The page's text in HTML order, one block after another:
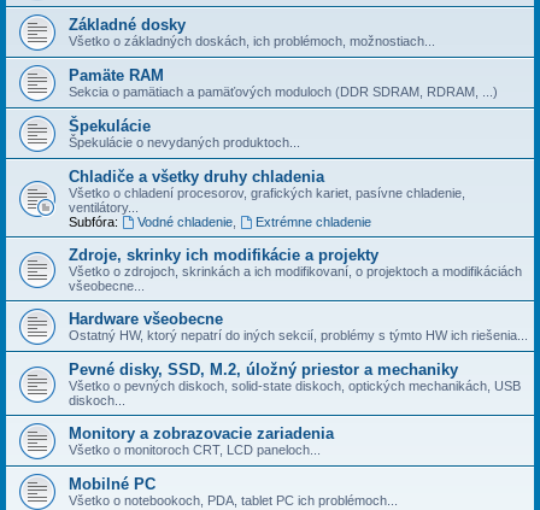
Základné dosky
Všetko o základných doskách, ich problémoch, možnostiach...
Pamäte RAM
Sekcia o pamätiach a pamäťových moduloch (DDR SDRAM, RDRAM, ...)
Špekulácie
Špekulácie o nevydaných produktoch...
Chladiče a všetky druhy chladenia
Všetko o chladení procesorov, grafických kariet, pasí­vne chladenie,
ventilátory...
Subfóra:
Vodné chladenie, Extrémne chladenie
Zdroje, skrinky ich modifikácie a projekty
Všetko o zdrojoch, skrinkách a ich modifikovaní, o projektoch a modifikáciách
všeobecne...
Hardware všeobecne
Ostatný HW, ktorý nepatrí do iných sekcií­, problémy s týmto HW ich riešenia...
Pevné disky, SSD, M.2, úložný priestor a mechaniky
Všetko o pevných diskoch, solid-state diskoch, optických mechanikách, USB
diskoch...
Monitory a zobrazovacie zariadenia
Všetko o monitoroch CRT, LCD paneloch...
Mobilné PC
Všetko o notebookoch, PDA, tablet PC ich problémoch...